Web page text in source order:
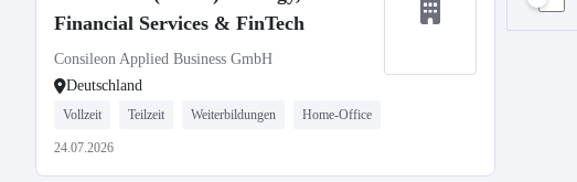
Financial Services & FinTech
Consileon Applied Business GmbH
Deutschland
Vollzeit Teilzeit Weiterbildungen Home-Office
24.07.2026